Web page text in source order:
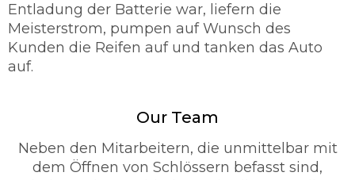
Entladung der Batterie war, liefern die
Meisterstrom, pumpen auf Wunsch des
Kunden die Reifen auf und tanken das Auto
auf.
Our Team
Neben den Mitarbeitern, die unmittelbar mit
dem Öffnen von Schlössern befasst sind,